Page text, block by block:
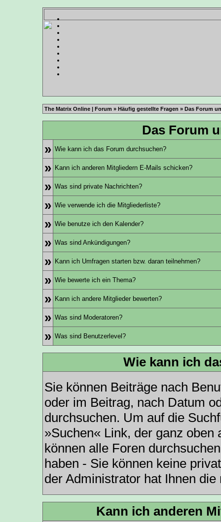
The Matrix Online | Forum » Häufig gestellte Fragen » Das Forum
Das Forum
» Wie kann ich das Forum durchsuchen?
» Kann ich anderen Mitgliedern E-Mails schicken?
» Was sind private Nachrichten?
» Wie verwende ich die Mitgliederliste?
» Wie benutze ich den Kalender?
» Was sind Ankündigungen?
» Kann ich Umfragen starten bzw. daran teilnehmen?
» Wie bewerte ich ein Thema?
» Kann ich andere Mitglieder bewerten?
» Was sind Moderatoren?
» Was sind Benutzerlevel?
Wie kann ich
Sie können Beiträge nach
oder im Beitrag, nach Datum
durchsuchen. Um auf die
»Suchen« Link, der ganz
können alle Foren
haben - Sie können keine
der Administrator hat Ihnen
Kann ich anderen